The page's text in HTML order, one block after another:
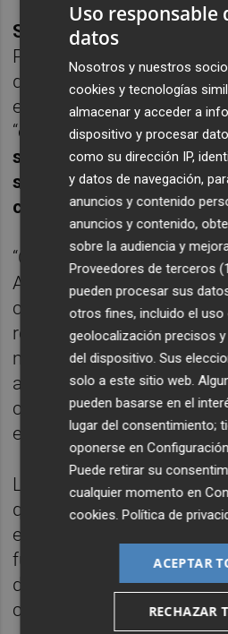
Susana Soria
, gerente
PortCastelló, ha
de las personas
entidades colaboradoras,
“contribuye no solo a la
sino también a la
sociedad más
con la sostenibilidad”.
“Con iniciativas como
Autoridad Portuaria de
colaboración con la
reafirma su apuesta por
medio ambiente y por la
acciones que fomenten
ciudadana y la
ecosistemas marinos”, ha
La jornada puso de
que la colaboración entre
empresarial e
fundamental para
de desarrollo más
con el entorno.
Uso responsable
datos
Nosotros y nuestros
cookies y tecnologías
almacenar y acceder a
dispositivo y procesar
como su dirección IP,
y datos de navegación,
anuncios y contenido
anuncios y contenido,
sobre la audiencia y
Proveedores de terceros
pueden procesar sus
otros fines, incluido el uso
geolocalización precisos
del dispositivo. Sus
solo a este sitio web.
pueden basarse en el
lugar del consentimiento;
oponerse en
Puede retirar su
cualquier momento en
cookies.Política de
ACEPTAR
RECHAZAR